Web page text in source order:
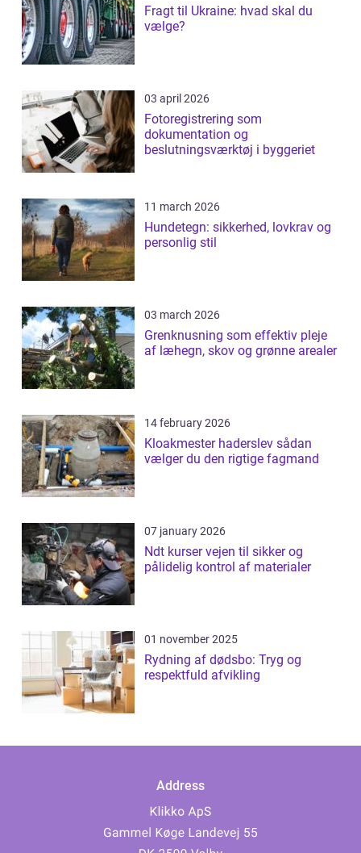
Fragt til Ukraine: hvad skal du
vælge?
03 april 2026
Fotoregistrering som
dokumentation og
beslutningsværktøj i byggeriet
11 march 2026
Hundetegn: sikkerhed, lovkrav og
personlig stil
03 march 2026
Grenknusning som effektiv pleje
af læhegn, skov og grønne arealer
14 february 2026
Kloakmester haderslev sådan
vælger du den rigtige fagmand
07 january 2026
Ndt kurser vejen til sikker og
pålidelig kontrol af materialer
01 november 2025
Rydning af dødsbo: Tryg og
respektfuld afvikling
Address